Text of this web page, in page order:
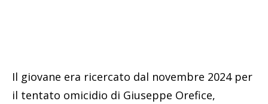
Il giovane era ricercato dal novembre 2024 per
il tentato omicidio di Giuseppe Orefice,